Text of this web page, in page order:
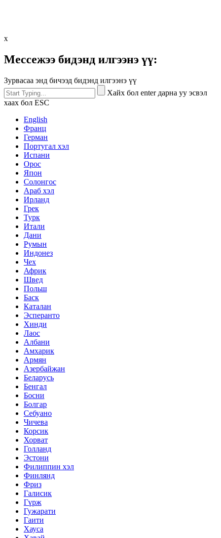
x
Мессежээ бидэнд илгээнэ үү:
Зурвасаа энд бичээд бидэнд илгээнэ үү
Хайх бол enter дарна уу эсвэл
хаах бол ESC
English
Франц
Герман
Португал хэл
Испани
Орос
Япон
Солонгос
Араб хэл
Ирланд
Грек
Турк
Итали
Дани
Румын
Индонез
Чех
Африк
Швед
Польш
Баск
Каталан
Эсперанто
Хинди
Лаос
Албани
Амхарик
Армян
Азербайжан
Беларусь
Бенгал
Босни
Болгар
Себуано
Чичева
Корсик
Хорват
Голланд
Эстони
Филиппин хэл
Финлянд
Фриз
Галисик
Гүрж
Гужарати
Гаити
Хауса